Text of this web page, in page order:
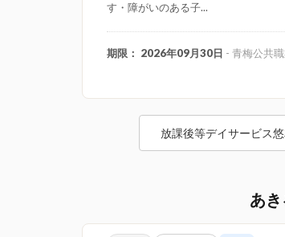
す・障がいのある子...
期限： 2026年09月30日 - 青梅公共
放課後等デイサービス
あ